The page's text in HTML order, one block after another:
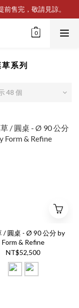
售完，敬請見諒。
系列
48 個
- Ø 90 公分 by
Form & Refine
NT$52,500